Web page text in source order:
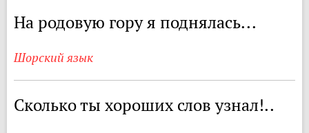
На родовую гору я поднялась...
Шорский язык
Сколько ты хороших слов узнал!..